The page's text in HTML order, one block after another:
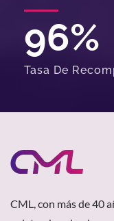
96%
Tasa De
CML, con más de 40